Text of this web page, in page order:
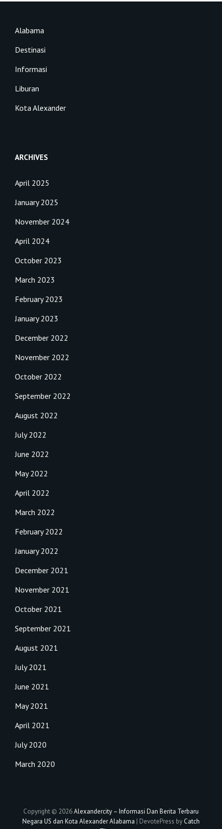
Alabama
Destinasi
Informasi
Liburan
Kota Alexander
ARCHIVES
April 2025
January 2025
November 2024
April 2024
October 2023
March 2023
February 2023
January 2023
December 2022
November 2022
October 2022
September 2022
August 2022
July 2022
June 2022
May 2022
April 2022
March 2022
February 2022
January 2022
December 2021
November 2021
October 2021
September 2021
August 2021
July 2021
June 2021
May 2021
April 2021
July 2020
March 2020
Copyright © 2026Alexandercity – Informasi Dan Berita Terbaru
Negara US dan Kota Alexander Alabama
DevotePress by Catch